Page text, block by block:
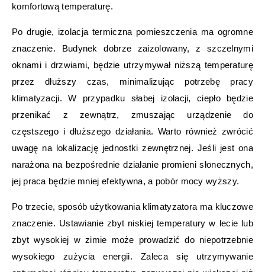
komfortową temperaturę.
Po drugie, izolacja termiczna pomieszczenia ma ogromne
znaczenie. Budynek dobrze zaizolowany, z szczelnymi
oknami i drzwiami, będzie utrzymywał niższą temperaturę
przez dłuższy czas, minimalizując potrzebę pracy
klimatyzacji. W przypadku słabej izolacji, ciepło będzie
przenikać z zewnątrz, zmuszając urządzenie do
częstszego i dłuższego działania. Warto również zwrócić
uwagę na lokalizację jednostki zewnętrznej. Jeśli jest ona
narażona na bezpośrednie działanie promieni słonecznych,
jej praca będzie mniej efektywna, a pobór mocy wyższy.
Po trzecie, sposób użytkowania klimatyzatora ma kluczowe
znaczenie. Ustawianie zbyt niskiej temperatury w lecie lub
zbyt wysokiej w zimie może prowadzić do niepotrzebnie
wysokiego zużycia energii. Zaleca się utrzymywanie